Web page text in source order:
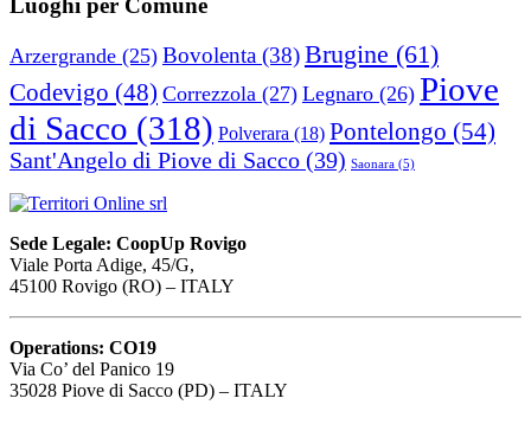
Luoghi per Comune
Arzergrande (25) Bovolenta (38)Brugine (61)
Codevigo (48) Correzzola (27) Legnaro (26) Piove
di Sacco (318) Polverara (18) Pontelongo (54)
Sant'Angelo di Piove di Sacco (39) Saonara (5)
Sede Legale: CoopUp Rovigo
Viale Porta Adige, 45/G,
45100 Rovigo (RO) – ITALY
Operations: CO19
Via Co’ del Panico 19
35028 Piove di Sacco (PD) – ITALY